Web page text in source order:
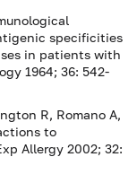
specificities
in patients with
1964; 36: 542-
R, Romano A,
to
Allergy 2002; 32: